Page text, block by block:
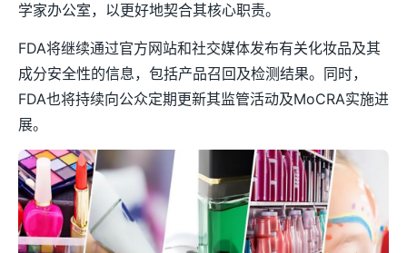
学家办公室，以更好地契合其核心职责。
FDA将继续通过官方网站和社交媒体发布有关化妆品及其
成分安全性的信息，包括产品召回及检测结果。同时，
FDA也将持续向公众定期更新其监管活动及MoCRA实施进
展。